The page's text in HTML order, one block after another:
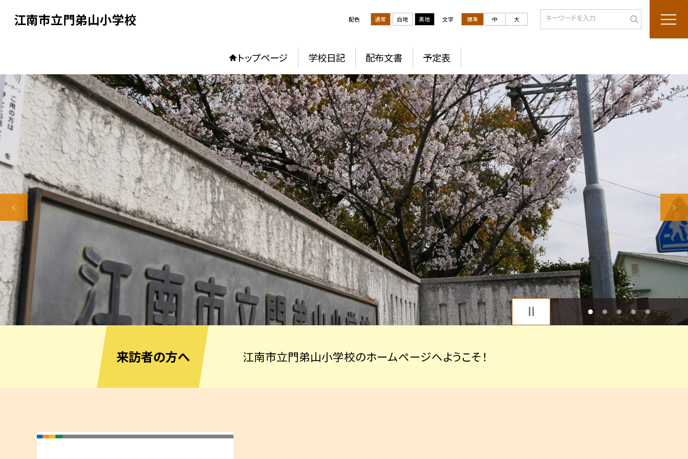
江南市立門弟山小学校 配色 通常 白地 黒地 文字 標準 中 大
トップページ 学校日記 配布文書 予定表
1 2 3 4 5
来訪者の方へ 江南市立門弟山小学校のホームページへようこそ！